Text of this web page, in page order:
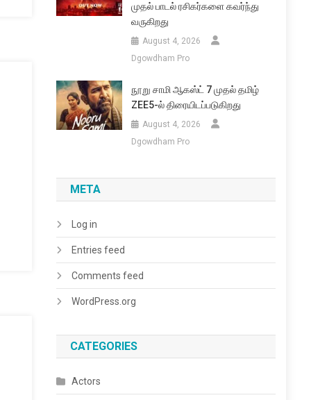
முதல் பாடல் ரசிகர்களை கவர்ந்து
வருகிறது
August 4, 2026
Dgowdham Pro
நூறு சாமி ஆகஸ்ட் 7 முதல் தமிழ்
ZEE5-ல் திரையிடப்படுகிறது
August 4, 2026
Dgowdham Pro
META
Log in
Entries feed
Comments feed
WordPress.org
CATEGORIES
Actors